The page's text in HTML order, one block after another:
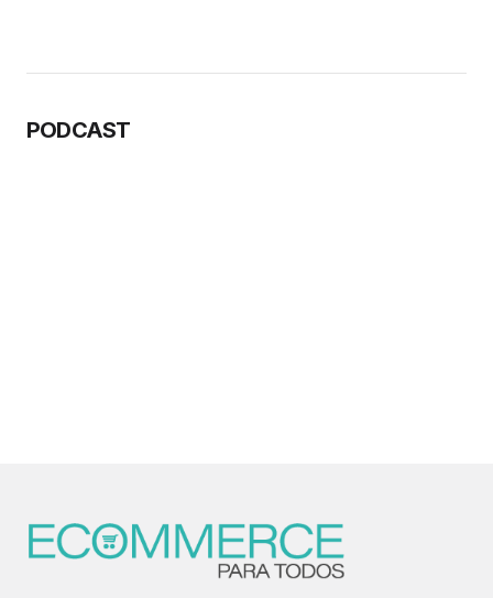
PODCAST